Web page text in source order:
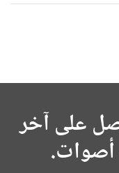
على آخر